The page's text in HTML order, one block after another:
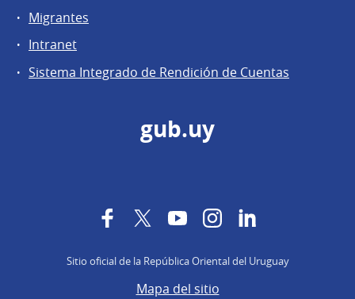
Migrantes
Intranet
Sistema Integrado de Rendición de Cuentas
gub.uy
FacebookTwitterYouTubeInstagram
Sitio oficial de la República Oriental del Uruguay
Mapa del sitio